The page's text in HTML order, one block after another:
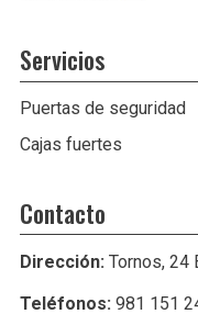
Servicios
Puertas de seguridad
Cajas fuertes
Contacto
Dirección: Tornos, 24
Teléfonos: 981 151